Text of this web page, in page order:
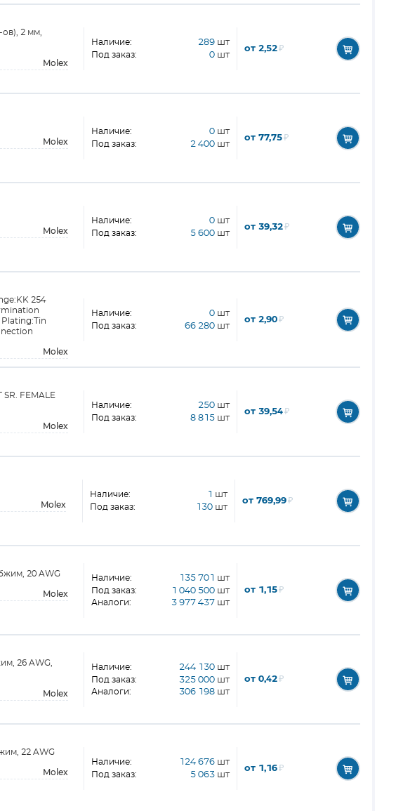
ов), 2 мм,
Molex
Наличие: 289 шт
Под заказ: 0 шт
от 2,52₽
Molex
Наличие: 0 шт
Под заказ: 2 400 шт
от 77,75₽
Molex
Наличие: 0 шт
Под заказ: 5 600 шт
от 39,32₽
254
Plating:Tin
Molex
Наличие: 0 шт
Под заказ: 66 280 шт
от 2,90₽
FEMALE
Molex
Наличие: 250 шт
Под заказ: 8 815 шт
от 39,54₽
Molex
Наличие: 1 шт
Под заказ: 130 шт
от 769,99₽
20 AWG
Molex
Наличие: 135 701 шт
Под заказ: 1 040 500 шт
Аналоги: 3 977 437 шт
от 1,15₽
26 AWG,
Molex
Наличие: 244 130 шт
Под заказ: 325 000 шт
Аналоги: 306 198 шт
от 0,42₽
22 AWG
Molex
Наличие: 124 676 шт
Под заказ: 5 063 шт
от 1,16₽